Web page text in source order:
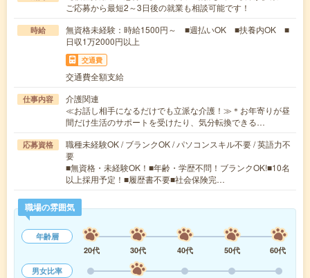
ご応募から最短2～3日後の就業も相談可能です！
時給
無資格未経験：時給1500円～ ■週払いOK ■扶養内OK ■
日収1万2000円以上
交通費
交通費全額支給
仕事内容
介護関連
≪お話し相手になるだけでも立派な介護！≫＊お年寄りが昼
間だけ生活のサポートを受けたり、気分転換できる…
応募資格
職種未経験OK / ブランクOK / パソコンスキル不要 / 英語力不
要
■無資格・未経験OK！■年齢・学歴不問！ブランクOK!■10名
以上採用予定！■履歴書不要■社会保険完…
職場の雰囲気
年齢層
20代
30代 40代 50代
60代
男女比率